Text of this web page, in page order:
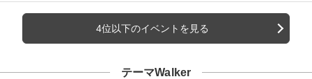
4位以下のイベントを見る
テーマWalker